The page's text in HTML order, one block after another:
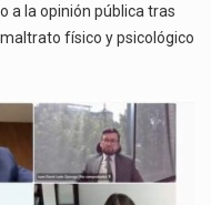
a la opinión pública tras
físico y psicológico